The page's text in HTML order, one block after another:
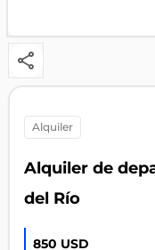
alquiler
Alquiler de
del Río
850 USD